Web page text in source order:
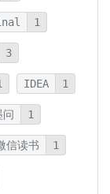
1
3
IDEA 1
问 1
信读书 1